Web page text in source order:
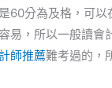
60分為及格，可
易，所以一般讀
師推薦難考過的，